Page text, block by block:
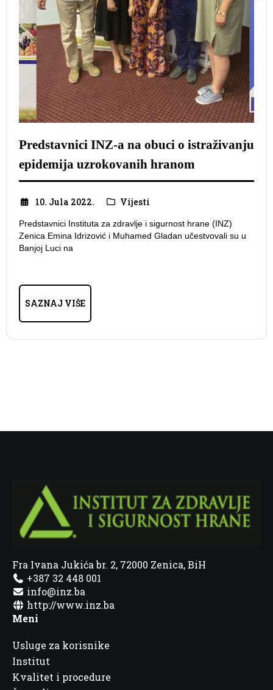
Predstavnici INZ-a na obuci o istraživanju
epidemija uzrokovanih hranom
10. Jula 2022. Vijesti
Predstavnici Instituta za zdravlje i sigurnost hrane (INZ)
Zenica Emina Idrizović i Muhamed Gladan učestvovali su u
Banjoj Luci na
SAZNAJ VIŠE
Fra Ivana Jukića br. 2, 72000 Zenica, BiH
+387 32 448 001
info@inz.ba
http://www.inz.ba
Meni
Usluge za korisnike
Institut
Kvalitet i procedure